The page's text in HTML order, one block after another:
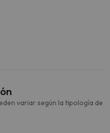
variar según la tipología de